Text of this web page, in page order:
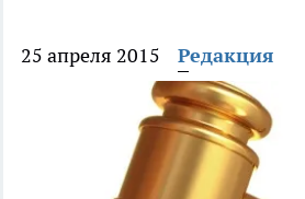
25 апреля 2015 Редакция